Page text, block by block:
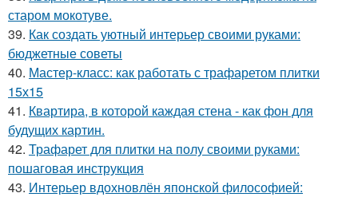
старом мокотуве.
39. Как создать уютный интерьер своими руками:
бюджетные советы
40. Мастер-класс: как работать с трафаретом плитки
15х15
41. Квартира, в которой каждая стена - как фон для
будущих картин.
42. Трафарет для плитки на полу своими руками:
пошаговая инструкция
43. Интерьер вдохновлён японской философией: